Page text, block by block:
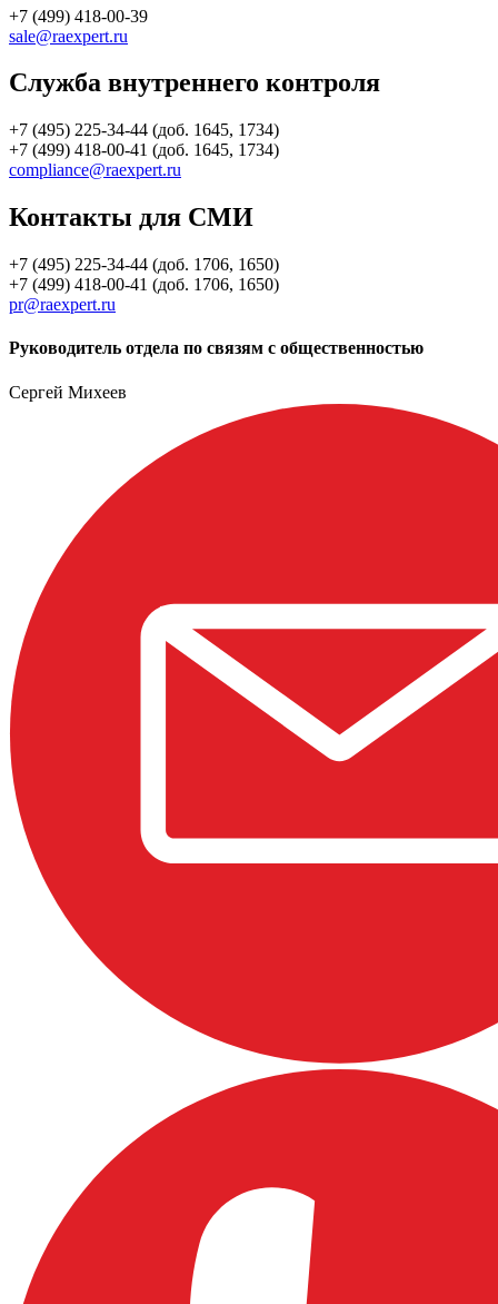
+7 (499) 418-00-39
sale@raexpert.ru
Служба внутреннего контроля
+7 (495) 225-34-44 (доб. 1645, 1734)
+7 (499) 418-00-41 (доб. 1645, 1734)
compliance@raexpert.ru
Контакты для СМИ
+7 (495) 225-34-44 (доб. 1706, 1650)
+7 (499) 418-00-41 (доб. 1706, 1650)
pr@raexpert.ru
Руководитель отдела по связям с общественностью
Сергей Михеев